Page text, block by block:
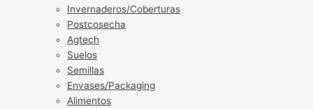
Invernaderos/Coberturas
Postcosecha
Agtech
Suelos
Semillas
Envases/Packaging
Alimentos